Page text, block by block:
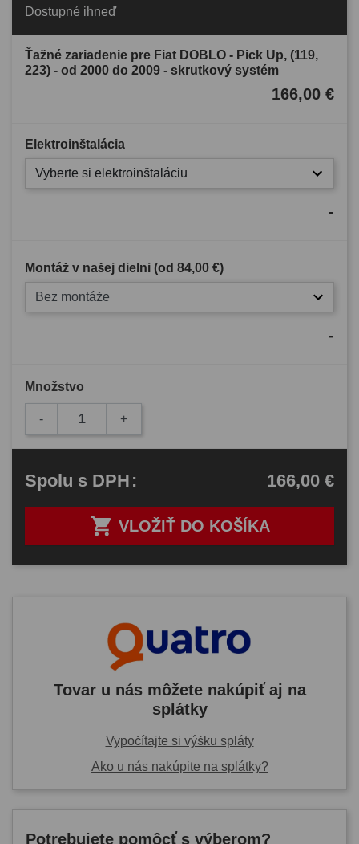
Dostupné ihneď
Ťažné zariadenie pre Fiat DOBLO - Pick Up, (119,
223) - od 2000 do 2009 - skrutkový systém
166,00 €
Elektroinštalácia
Vyberte si elektroinštaláciu
-
Montáž v našej dielni (od 84,00 €)
Bez montáže
-
Množstvo
- +
 VLOŽIŤ DO KOŠÍKA
Spolu s DPH: 166,00 €
Tovar u nás môžete nakúpiť aj na
splátky
Vypočítajte si výšku spláty
Ako u nás nakúpite na splátky?
Potrebujete pomôcť s výberom?